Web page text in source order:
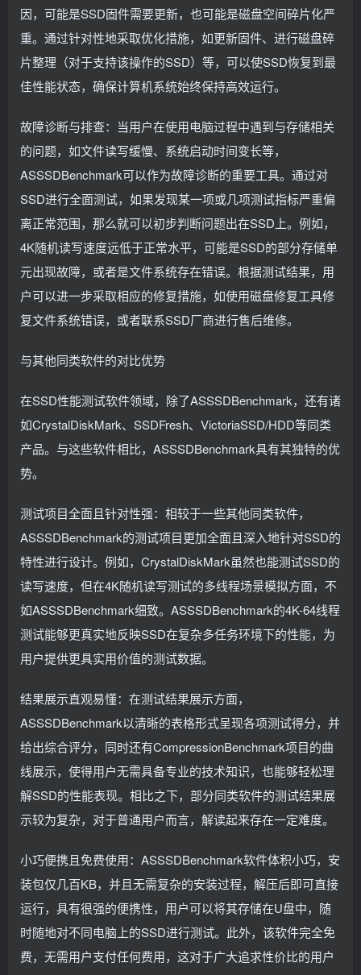
因，可能是SSD固件需要更新，也可能是磁盘空间碎片化严
重。通过针对性地采取优化措施，如更新固件、进行磁盘碎
片整理（对于支持该操作的SSD）等，可以使SSD恢复到最
佳性能状态，确保计算机系统始终保持高效运行。
故障诊断与排查：当用户在使用电脑过程中遇到与存储相关
的问题，如文件读写缓慢、系统启动时间变长等，
ASSSDBenchmark可以作为故障诊断的重要工具。通过对
SSD进行全面测试，如果发现某一项或几项测试指标严重偏
离正常范围，那么就可以初步判断问题出在SSD上。例如，
4K随机读写速度远低于正常水平，可能是SSD的部分存储单
元出现故障，或者是文件系统存在错误。根据测试结果，用
户可以进一步采取相应的修复措施，如使用磁盘修复工具修
复文件系统错误，或者联系SSD厂商进行售后维修。
与其他同类软件的对比优势
在SSD性能测试软件领域，除了ASSSDBenchmark，还有诸
如CrystalDiskMark、SSDFresh、VictoriaSSD/HDD等同类
产品。与这些软件相比，ASSSDBenchmark具有其独特的优
势。
测试项目全面且针对性强：相较于一些其他同类软件，
ASSSDBenchmark的测试项目更加全面且深入地针对SSD的
特性进行设计。例如，CrystalDiskMark虽然也能测试SSD的
读写速度，但在4K随机读写测试的多线程场景模拟方面，不
如ASSSDBenchmark细致。ASSSDBenchmark的4K-64线程
测试能够更真实地反映SSD在复杂多任务环境下的性能，为
用户提供更具实用价值的测试数据。
结果展示直观易懂：在测试结果展示方面，
ASSSDBenchmark以清晰的表格形式呈现各项测试得分，并
给出综合评分，同时还有CompressionBenchmark项目的曲
线展示，使得用户无需具备专业的技术知识，也能够轻松理
解SSD的性能表现。相比之下，部分同类软件的测试结果展
示较为复杂，对于普通用户而言，解读起来存在一定难度。
小巧便携且免费使用：ASSSDBenchmark软件体积小巧，安
装包仅几百KB，并且无需复杂的安装过程，解压后即可直接
运行，具有很强的便携性，用户可以将其存储在U盘中，随
时随地对不同电脑上的SSD进行测试。此外，该软件完全免
费，无需用户支付任何费用，这对于广大追求性价比的用户